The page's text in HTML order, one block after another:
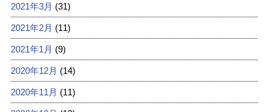
2021年3月 (31)
2021年2月 (11)
2021年1月 (9)
2020年12月 (14)
2020年11月 (11)